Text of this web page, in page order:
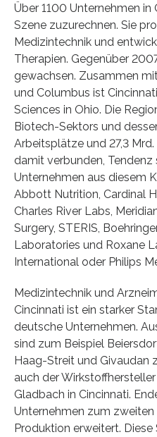
Über 1100 Unternehmen
Szene zuzurechnen. Sie
Medizintechnik und
Therapien. Gegenüber
gewachsen. Zusammen
und Columbus ist
Sciences in Ohio. Die
Biotech-Sektors und
Arbeitsplätze und 27,3
damit verbunden, Tendenz
Unternehmen aus diesem
Abbott Nutrition, Cardinal
Charles River Labs,
Surgery, STERIS,
Laboratories und Roxane
International oder Philips
Medizintechnik und
Cincinnati ist ein starker
deutsche Unternehmen.
sind zum Beispiel
Haag-Streit und Givaudan
auch der
Gladbach in Cincinnati.
Unternehmen zum
Produktion erweitert. Diese